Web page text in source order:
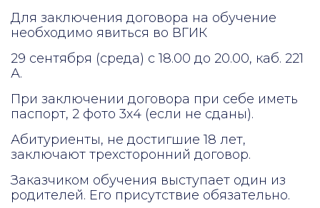
Для заключения договора на обучение
необходимо явиться во ВГИК
29 сентября (среда) с 18.00 до 20.00, каб. 221
А.
При заключении договора при себе иметь
паспорт, 2 фото 3х4 (если не сданы).
Абитуриенты, не достигшие 18 лет,
заключают трехсторонний договор.
Заказчиком обучения выступает один из
родителей. Его присутствие обязательно.